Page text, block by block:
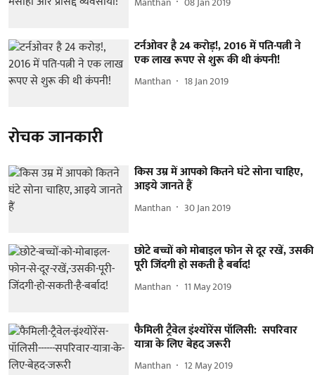
टर्नओवर है 24 करोड़!, 2016 में पति-पत्नी ने
एक लाख रूपए से शुरू की थी कंपनी!
Manthan 18 Jan 2019
रोचक जानकारी
किस उम्र में आपको कितने घंटे सोना चाहिए,
आइये जानते हैं
Manthan 30 Jan 2019
छोटे बच्चों को मोबाइल फोन से दूर रखें, उसकी
पूरी जिंदगी हो सकती है बर्बाद!
Manthan 11 May 2019
फैमिली ट्रैवेल इंश्योरेंस पॉलिसी: सपरिवार
यात्रा के लिए बेहद जरूरी
Manthan 12 May 2019